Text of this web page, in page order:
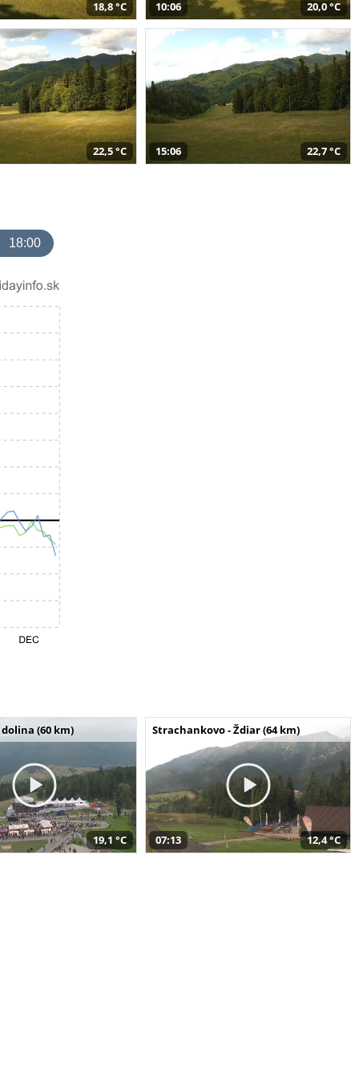
18,8 °C 10:06 20,0 °C
22,5 °C 15:06 22,7 °C
18:00
(60 km)
19,1 °C
Strachankovo - Ždiar (64 km)
07:13 12,4 °C